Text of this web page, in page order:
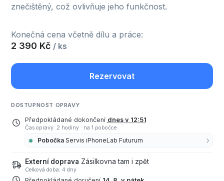
znečištěný, což ovlivňuje jeho funkčnost.
Konečná cena včetně dílu a práce:
2 390 Kč / ks
Rezervovat
DOSTUPNOST OPRAVY
Předpokládané dokončení dnes v 12:51
Čas opravy: 2 hodiny · na 1 pobočce
Pobočka Servis iPhoneLab Futurum
Externí doprava Zásilkovna tam i zpět
Celková doba: 4 dny